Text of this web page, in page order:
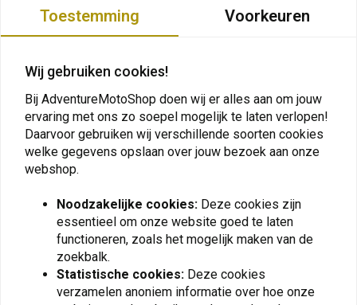
SW-MOTECH
LEGEND GEAR Riemenset
Voor Messenger Bag LR3
Benzineleiding
Bescherming BMW R 1200
Toestemming Voorkeuren
Wij gebruiken cookies!
Bij AdventureMotoShop doen wij er alles aan om jouw
ervaring met ons zo soepel mogelijk te laten verlopen!
Daarvoor gebruiken wij verschillende soorten cookies
welke gegevens opslaan over jouw bezoek aan onze
webshop.
Noodzakelijke cookies: Deze cookies zijn
essentieel om onze website goed te laten
functioneren, zoals het mogelijk maken van de
zoekbalk.
Statistische cookies: Deze cookies
verzamelen anoniem informatie over hoe onze